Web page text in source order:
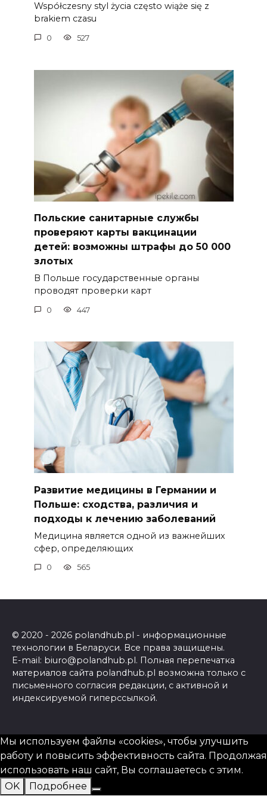
Współczesny styl życia często wiąże się z
brakiem czasu
0 527
Польские санитарные службы
проверяют карты вакцинации
детей: возможны штрафы до 50 000
злотых
В Польше государственные органы
проводят проверки карт
0 447
Развитие медицины в Германии и
Польше: сходства, различия и
подходы к лечению заболеваний
Медицина является одной из важнейших
сфер, определяющих
0 565
© 2020 - 2026 polandhub.pl - информационные
технологии в Беларуси. Все права защищены.
E-mail: biuro@polandhub.pl. Полная перепечатка
материалов сайта polandhub.pl возможна только с
письменного согласия редакции, с активной и
индексируемой гиперссылкой.
Мы используем файлы «cookies», чтобы улучшить
работу и повысить эффективность сайта. Продолжая
использовать наш сайт, Вы соглашаетесь с этим.
OK
Подробнее